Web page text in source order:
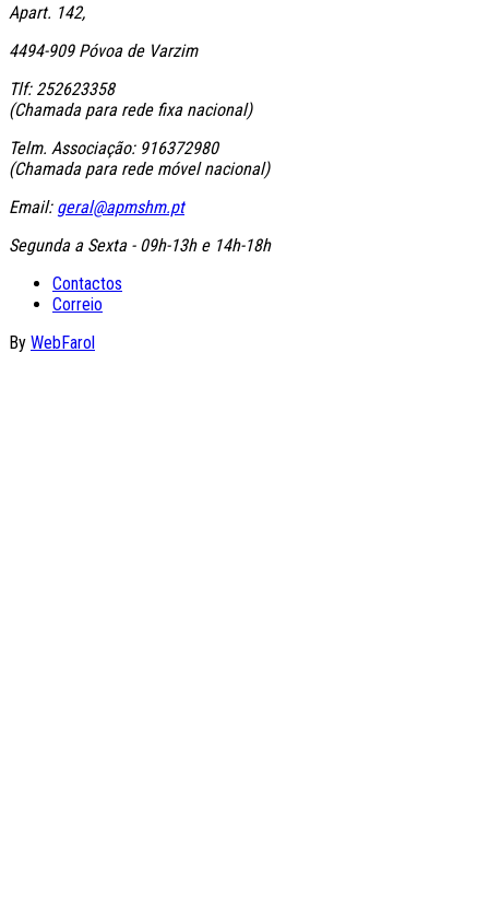
Apart. 142,
4494-909 Póvoa de Varzim
Tlf: 252623358
(Chamada para rede fixa nacional)
Telm. Associação: 916372980
(Chamada para rede móvel nacional)
Email: geral@apmshm.pt
Segunda a Sexta - 09h-13h e 14h-18h
Contactos
Correio
By WebFarol